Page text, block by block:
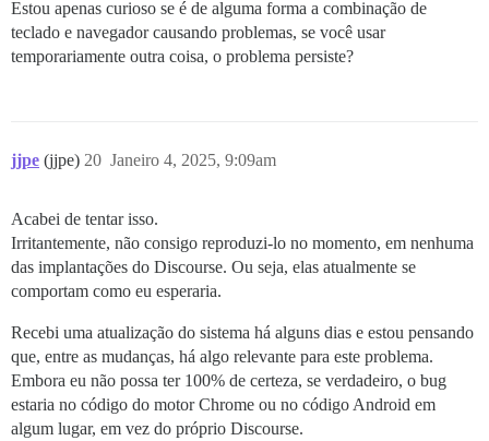
Estou apenas curioso se é de alguma forma a combinação de
teclado e navegador causando problemas, se você usar
temporariamente outra coisa, o problema persiste?
jjpe (jjpe) Janeiro 4, 2025, 9:09am
20
Acabei de tentar isso.
Irritantemente, não consigo reproduzi-lo no momento, em nenhuma
das implantações do Discourse. Ou seja, elas atualmente se
comportam como eu esperaria.
Recebi uma atualização do sistema há alguns dias e estou pensando
que, entre as mudanças, há algo relevante para este problema.
Embora eu não possa ter 100% de certeza, se verdadeiro, o bug
estaria no código do motor Chrome ou no código Android em
algum lugar, em vez do próprio Discourse.